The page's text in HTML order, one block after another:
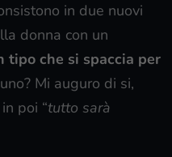
in due nuovi
donna con un
tipo che si spaccia per
Mi auguro di si,
poi “tutto sarà